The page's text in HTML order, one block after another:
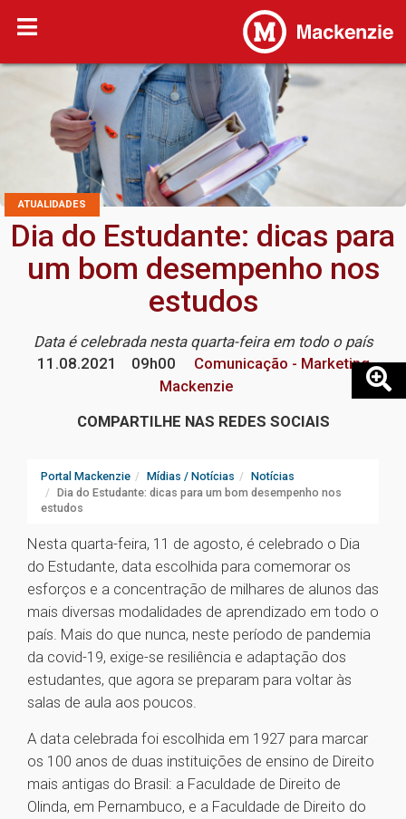
ATUALIDADES
Dia do Estudante: dicas para
um bom desempenho nos
estudos
Data é celebrada nesta quarta-feira em todo o país
11.08.2021
09h00
Comunicação - Marketing
Mackenzie
COMPARTILHE NAS REDES SOCIAIS
Portal Mackenzie Mídias / Notícias
Notícias
Dia do Estudante: dicas para um bom desempenho nos
estudos
Nesta quarta-feira, 11 de agosto, é celebrado o Dia
do Estudante, data escolhida para comemorar os
esforços e a concentração de milhares de alunos das
mais diversas modalidades de aprendizado em todo o
país. Mais do que nunca, neste período de pandemia
da covid-19, exige-se resiliência e adaptação dos
estudantes, que agora se preparam para voltar às
salas de aula aos poucos.
A data celebrada foi escolhida em 1927 para marcar
os 100 anos de duas instituições de ensino de Direito
mais antigas do Brasil: a Faculdade de Direito de
Olinda, em Pernambuco, e a Faculdade de Direito do